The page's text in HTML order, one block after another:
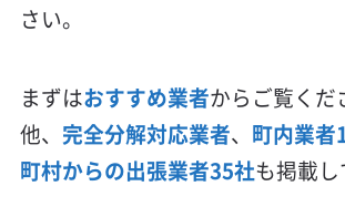
さい。
まずはおすすめ業者からご覧くだ
他、 完全分解対応業者、 町内業者
町村からの出張業者35社も掲載し